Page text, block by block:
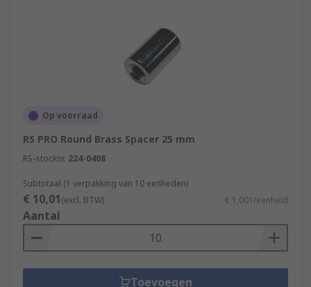
Op voorraad
RS PRO Round Brass Spacer 25 mm
RS-stocknr. 224-0408
Subtotaal (1 verpakking van 10 eenheden)
€ 10,01(excl. BTW) € 1,001/eenheid
Aantal
Toevoegen